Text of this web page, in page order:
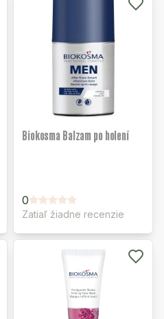
Biokosma Balzam po holení
0
Zatiaľ žiadne recenzie